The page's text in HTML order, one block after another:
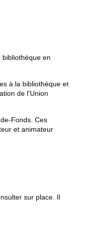
en
à la bibliothèque et
de l'Union
Fonds. Ces
et animateur
sur place. Il